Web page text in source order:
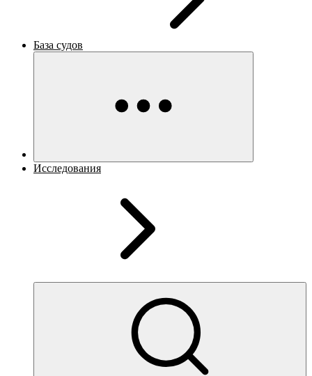
База судов
Исследования